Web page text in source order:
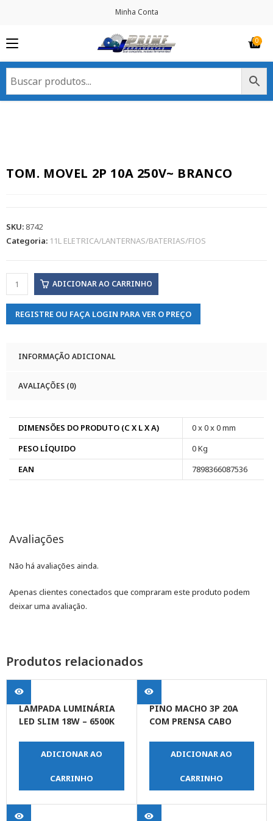
Minha Conta
TOM. MOVEL 2P 10A 250V~ BRANCO
SKU: 8742
Categoria: 11L ELETRICA/LANTERNAS/BATERIAS/FIOS
ADICIONAR AO CARRINHO
REGISTRE OU FAÇA LOGIN PARA VER O PREÇO
INFORMAÇÃO ADICIONAL
AVALIAÇÕES (0)
DIMENSÕES DO PRODUTO (C X L X A)
0 x 0 x 0 mm
PESO LÍQUIDO
0 Kg
EAN
7898366087536
Avaliações
Não há avaliações ainda.
Apenas clientes conectados que compraram este produto podem
deixar uma avaliação.
Produtos relacionados
LAMPADA LUMINÁRIA
LED SLIM 18W – 6500K
ADICIONAR AO
CARRINHO
PINO MACHO 3P 20A
COM PRENSA CABO
ADICIONAR AO
CARRINHO